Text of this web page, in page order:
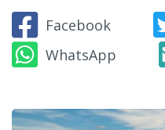
Facebook
WhatsApp